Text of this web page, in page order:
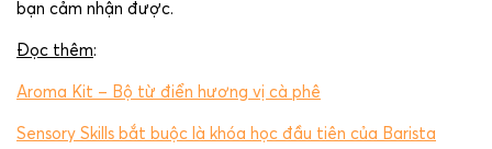
bạn cảm nhận được.
Đọc thêm:
Aroma Kit – Bộ từ điển hương vị cà phê
Sensory Skills bắt buộc là khóa học đầu tiên của Barista